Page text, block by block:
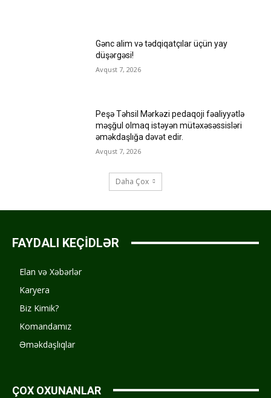
Gənc alim və tədqiqatçılar üçün yay
düşərgəsi!
Avqust 7, 2026
Peşə Təhsil Mərkəzi pedaqoji fəaliyyətlə
məşğul olmaq istəyən mütəxəsəssisləri
əməkdaşlığa dəvət edir.
Avqust 7, 2026
Daha Çox
FAYDALI KEÇİDLƏR
Elan və Xəbərlər
Karyera
Biz Kimik?
Komandamız
Əməkdaşlıqlar
ÇOX OXUNANLAR